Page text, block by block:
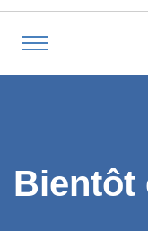
Bientôt